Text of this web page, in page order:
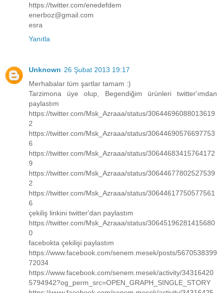
https://twitter.com/enedefdem
enerboz@gmail.com
esra
Yanıtla
Unknown 26 Şubat 2013 19:17
Merhabalar tüm şartlar tamam :)
Tarzimona üye olup, Begendiğim ürünleri twitter'ımdan
paylastım
https://twitter.com/Msk_Azraaa/status/30644696088013619
2
https://twitter.com/Msk_Azraaa/status/30644690576697753
6
https://twitter.com/Msk_Azraaa/status/30644683415764172
9
https://twitter.com/Msk_Azraaa/status/30644677802527539
2
https://twitter.com/Msk_Azraaa/status/30644617750577561
6
çekiliş linkini twitter'dan paylastım
https://twitter.com/Msk_Azraaa/status/30645196281415680
0
facebokta çekilişi paylastım
https://www.facebook.com/senem.mesek/posts/5670538399
72034
https://www.facebook.com/senem.mesek/activity/34316420
5794942?og_perm_src=OPEN_GRAPH_SINGLE_STORY